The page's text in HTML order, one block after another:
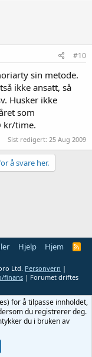
#10
sin metode.
ikke ansatt, så
Husker ikke
som
kr/time.
Sist redigert: 25 Aug 2009
å svare her.
Hjelp Hjem
R
Ltd. Personvern |
finans | Forumet driftes
for å tilpasse innholdet,
du registrerer deg.
du i bruken av